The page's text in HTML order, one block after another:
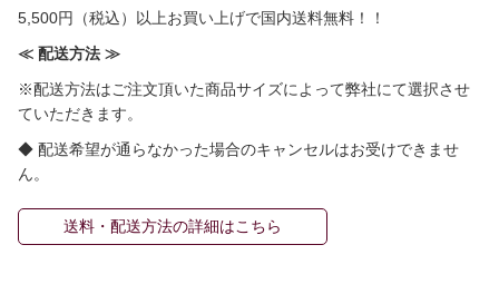
5,500円（税込）以上お買い上げで国内送料無料！！
≪ 配送方法 ≫
※配送方法はご注文頂いた商品サイズによって弊社にて選択させ
ていただきます。
◆ 配送希望が通らなかった場合のキャンセルはお受けできませ
ん。
送料・配送方法の詳細はこちら